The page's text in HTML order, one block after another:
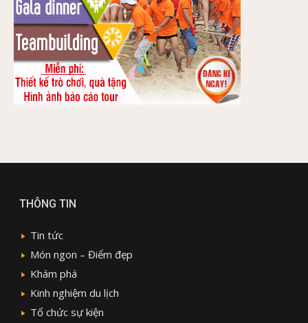
THÔNG TIN
Tin tức
Món ngon – Điểm đẹp
Khám phá
Kinh nghiệm du lịch
Tổ chức sự kiện